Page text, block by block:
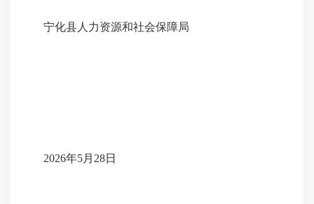
宁化县人力资源和社会保障局
2026年5月28日